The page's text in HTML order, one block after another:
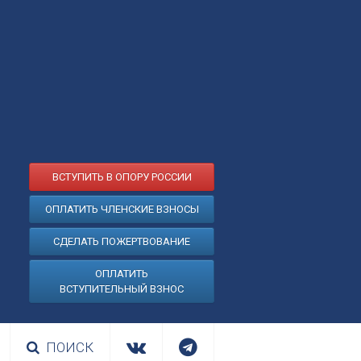
ВСТУПИТЬ В ОПОРУ РОССИИ
ОПЛАТИТЬ ЧЛЕНСКИЕ ВЗНОСЫ
СДЕЛАТЬ ПОЖЕРТВОВАНИЕ
ОПЛАТИТЬ
ВСТУПИТЕЛЬНЫЙ ВЗНОС
ПОИСК